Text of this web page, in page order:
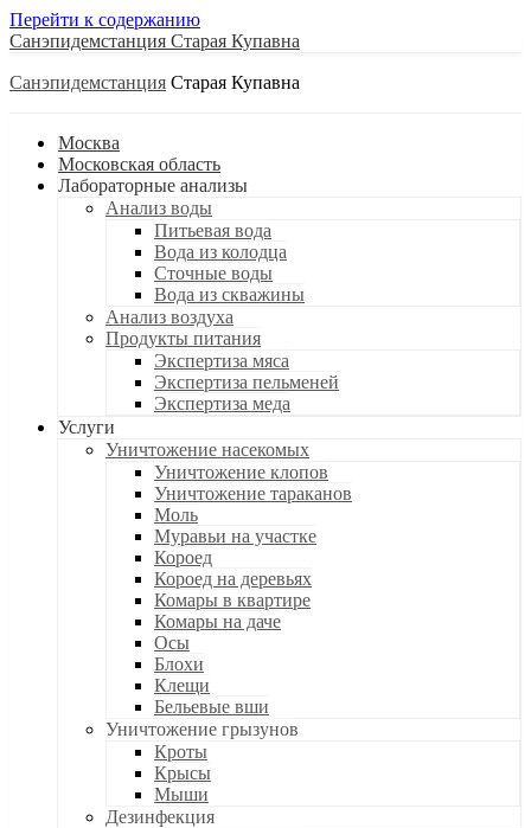
Перейти к содержанию
Санэпидемстанция
Санэпидемстанция
Москва
Московская область
Лабораторные анализы
Анализ воды
Питьевая вода
Вода из колодца
Сточные воды
Вода из скважины
Анализ воздуха
Продукты питания
Экспертиза мяса
Экспертиза пельменей
Экспертиза меда
Услуги
Уничтожение насекомых
Уничтожение клопов
Уничтожение тараканов
Моль
Муравьи на участке
Короед
Короед на деревьях
Комары в квартире
Комары на даче
Осы
Блохи
Клещи
Бельевые вши
Уничтожение грызунов
Кроты
Крысы
Мыши
Дезинфекция